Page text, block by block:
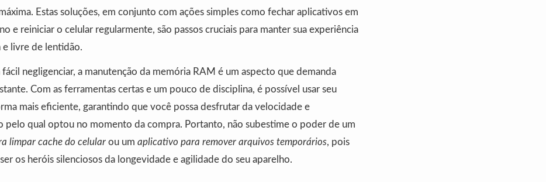
Estas soluções, em conjunto com ações simples como fechar aplicativos em
e reiniciar o celular regularmente, são passos cruciais para manter sua experiência
livre de lentidão.
fácil negligenciar, a manutenção da memória RAM é um aspecto que demanda
Com as ferramentas certas e um pouco de disciplina, é possível usar seu
mais eficiente, garantindo que você possa desfrutar da velocidade e
pelo qual optou no momento da compra. Portanto, não subestime o poder de um
limpar cache do celular ou um aplicativo para remover arquivos temporários, pois
os heróis silenciosos da longevidade e agilidade do seu aparelho.